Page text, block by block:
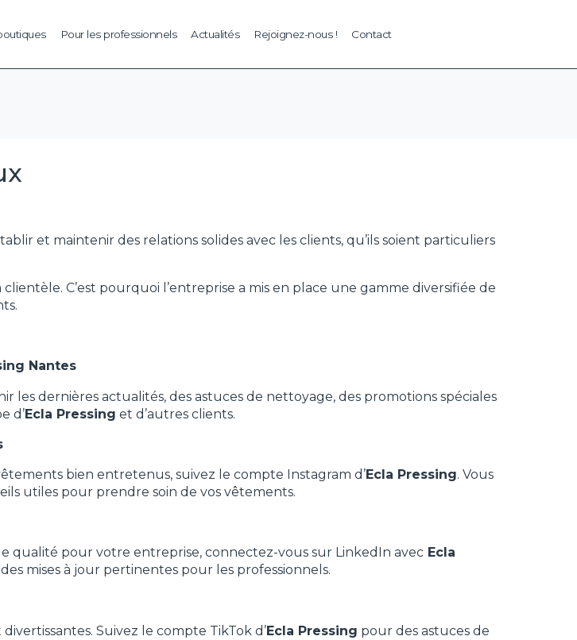
Pour les professionnels Actualités Rejoignez-nous ! Contact
et maintenir des relations solides avec les clients, qu’ils soient particuliers
C’est pourquoi l’entreprise a mis en place une gamme diversifiée de
Nantes
les dernières actualités, des astuces de nettoyage, des promotions spéciales
d’Ecla Pressing et d’autres clients.
bien entretenus, suivez le compte Instagram d’Ecla Pressing. Vous
utiles pour prendre soin de vos vêtements.
qualité pour votre entreprise, connectez-vous sur LinkedIn avec Ecla
mises à jour pertinentes pour les professionnels.
Suivez le compte TikTok d’Ecla Pressing pour des astuces de